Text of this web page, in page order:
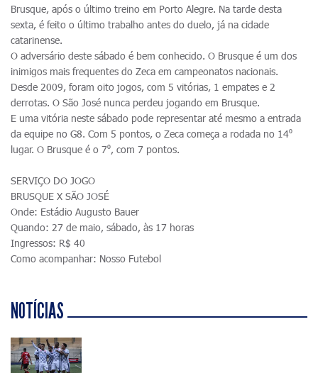
Brusque, após o último treino em Porto Alegre. Na tarde desta
sexta, é feito o último trabalho antes do duelo, já na cidade
catarinense.
O adversário deste sábado é bem conhecido. O Brusque é um dos
inimigos mais frequentes do Zeca em campeonatos nacionais.
Desde 2009, foram oito jogos, com 5 vitórias, 1 empates e 2
derrotas. O São José nunca perdeu jogando em Brusque.
E uma vitória neste sábado pode representar até mesmo a entrada
da equipe no G8. Com 5 pontos, o Zeca começa a rodada no 14⁰
lugar. O Brusque é o 7⁰, com 7 pontos.
SERVIÇO DO JOGO
BRUSQUE X SÃO JOSÉ
Onde: Estádio Augusto Bauer
Quando: 27 de maio, sábado, às 17 horas
Ingressos: R$ 40
Como acompanhar: Nosso Futebol
NOTÍCIAS